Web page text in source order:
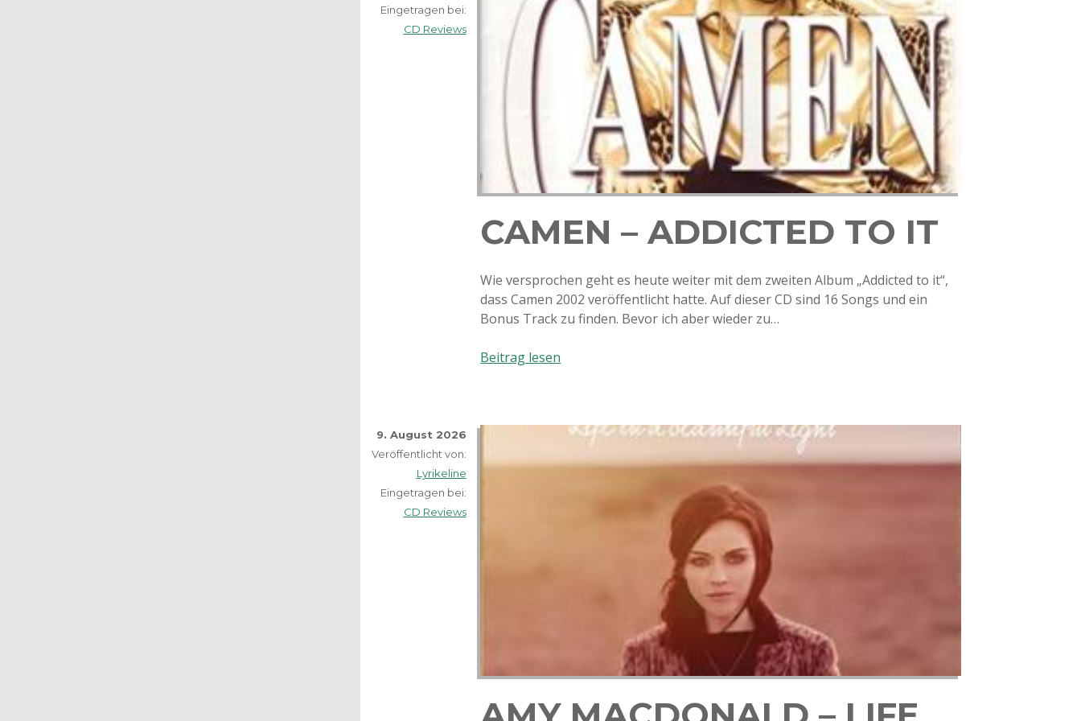
Eingetragen bei:
CD Reviews
CAMEN – ADDICTED TO IT
Wie versprochen geht es heute weiter mit dem zweiten Album „Addicted to it“,
dass Camen 2002 veröffentlicht hatte. Auf dieser CD sind 16 Songs und ein
Bonus Track zu finden. Bevor ich aber wieder zu…
Beitrag lesen
9. August 2026
Veröffentlicht von:
Lyrikeline
Eingetragen bei:
CD Reviews